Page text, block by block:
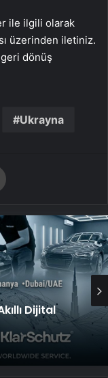
ile ilgili olarak
üzerinden iletiniz.
dönüş
Ukrayna
Dijital